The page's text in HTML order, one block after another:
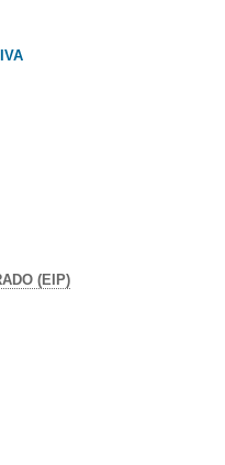
(EIP)